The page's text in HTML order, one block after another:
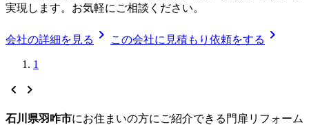
実現します。お気軽にご相談ください。
会社の詳細を見る chevron_right この会社に見積もり依頼をする chevron_right
1
chevron_left chevron_right
石川県羽咋市にお住まいの方にご紹介できる 門扉リフォーム